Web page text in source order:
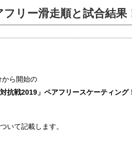
リー滑走順と試合結果
ら開始の
抗戦2019」ペアフリースケーティング
いて記載します。